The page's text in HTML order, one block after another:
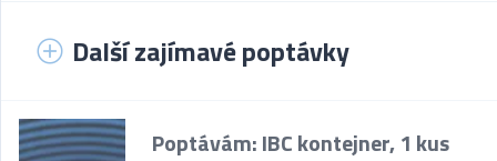
Další zajímavé poptávky
Poptávám: IBC kontejner, 1 kus